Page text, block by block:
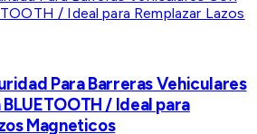
Para Barreras Vehiculares
/ Ideal para
Magneticos